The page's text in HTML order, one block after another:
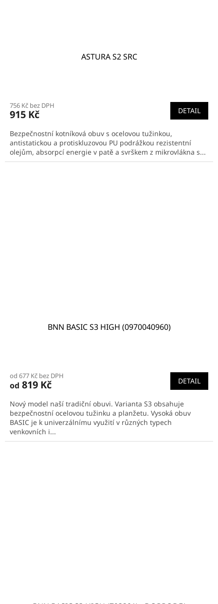
ASTURA S2 SRC
756 Kč bez DPH
915 Kč DETAIL
Bezpečnostní kotníková obuv s ocelovou tužinkou,
antistatickou a protiskluzovou PU podrážkou rezistentní
olejům, absorpcí energie v patě a svrškem z mikrovlákna s...
BNN BASIC S3 HIGH (0970040960)
produktu
je
z
5
hvězdiček.
od 677 Kč bez DPH
od 819 Kč DETAIL
Nový model naší tradiční obuvi. Varianta S3 obsahuje
bezpečnostní ocelovou tužinku a planžetu. Vysoká obuv
BASIC je k univerzálnímu využití v různých typech
venkovních i...